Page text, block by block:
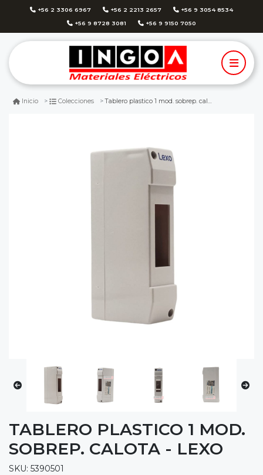
+56 2 3306 6967 +56 2 2213 2657 +56 9 3054 8534
+56 9 8728 3081 +56 9 9150 7050
Inicio Colecciones Tablero plastico 1 mod. sobrep. calota - lexo
TABLERO PLASTICO 1 MOD.
SOBREP. CALOTA - LEXO
SKU: 5390501